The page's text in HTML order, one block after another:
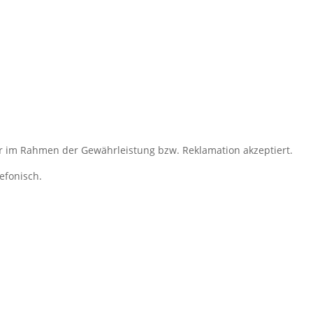
Rahmen der Gewährleistung bzw. Reklamation akzeptiert.